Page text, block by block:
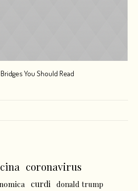
You Should Read
cina coronavirus
curdi donald trump